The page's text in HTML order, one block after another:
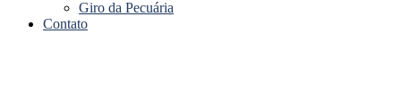
Giro da Pecuária
Contato